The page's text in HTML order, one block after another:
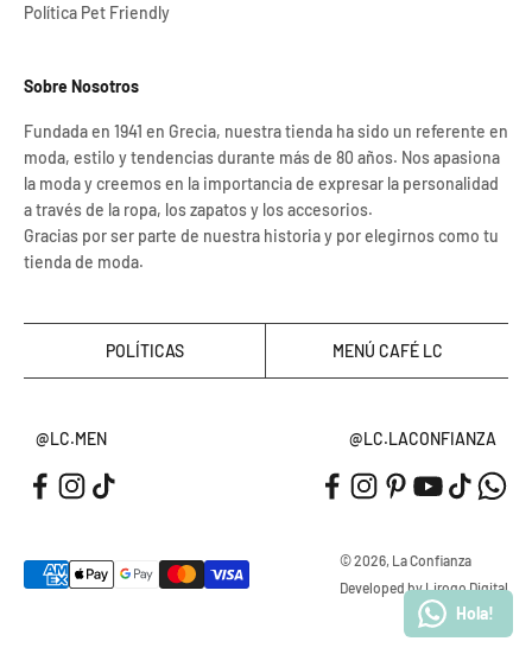
Política Pet Friendly
Sobre Nosotros
Fundada en 1941 en Grecia, nuestra tienda ha sido un referente en
moda, estilo y tendencias durante más de 80 años. Nos apasiona
la moda y creemos en la importancia de expresar la personalidad
a través de la ropa, los zapatos y los accesorios.
Gracias por ser parte de nuestra historia y por elegirnos como tu
tienda de moda.
POLÍTICAS MENÚ CAFÉ LC
@LC.MEN @LC.LACONFIANZA
© 2026, La Confianza
Developed by Lirogo Digital
Hola!